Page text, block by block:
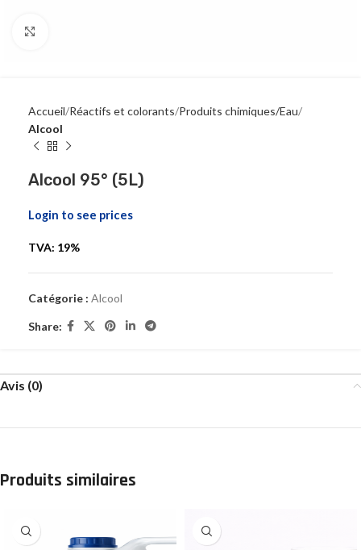
Accueil Réactifs et colorants Produits chimiques/Eau
Alcool
Alcool 95° (5L)
Login to see prices
TVA: 19%
Catégorie : Alcool
Share:
Avis (0)
Produits similaires